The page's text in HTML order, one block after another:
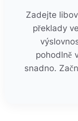
Zadejte
překlady
pohodlně
snadno.